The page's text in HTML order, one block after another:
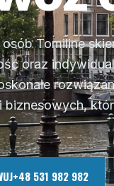
Tomiline
oraz
biznesowych,
+48 531 982 982